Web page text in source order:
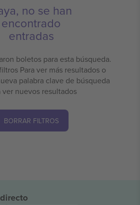
no se han
encontrado
entradas
boletos para esta búsqueda.
Para ver más resultados o
palabra clave de búsqueda
ver nuevos resultados
BORRAR FILTROS